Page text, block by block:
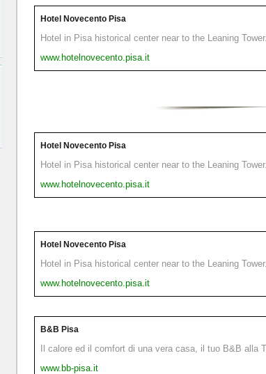
Hotel Novecento Pisa
Hotel in Pisa historical center near to the Leaning
www.hotelnovecento.pisa.it
Hotel Novecento Pisa
Hotel in Pisa historical center near to the Leaning
www.hotelnovecento.pisa.it
Hotel Novecento Pisa
Hotel in Pisa historical center near to the Leaning
www.hotelnovecento.pisa.it
B&B Pisa
Il calore ed il comfort di una vera casa, il tuo B&B alla
www.bb-pisa.it